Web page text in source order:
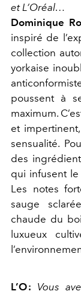
et L’Oréal…
Dominique
inspiré de
collection
yorkaise
poussent à
maximum.
et
sensualité.
des
qui infusent le
Les notes
sauge
chaude du
luxueux
L’O: Vous